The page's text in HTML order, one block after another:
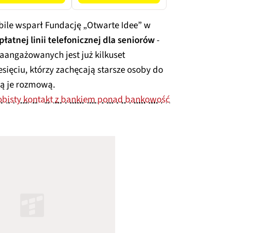
wsparł Fundację „Otwarte Idee” w
linii telefonicznej dla seniorów-
jest już kilkuset
którzy zachęcają starsze osoby do
je rozmową.
kontakt z bankiem ponad bankowość